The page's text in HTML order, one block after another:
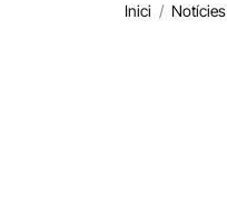
Inici / Notícies